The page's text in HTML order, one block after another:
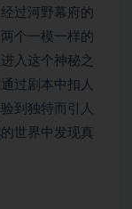
过河野幕府的
个一模一样的
入这个神秘之
过剧本中扣人
到独特而引人
世界中发现真